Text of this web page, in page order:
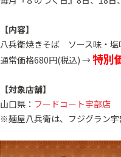
【内容】
八兵衛焼きそば ソース味・塩
通常価格680円(税込) →特別
【対象店舗】
山口県： フードコート宇部店
※麺屋八兵衛は、フジグラン宇